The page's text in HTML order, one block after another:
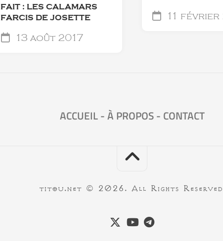
FAIT : LES CALAMARS
FARCIS DE JOSETTE
13 août 2017
11 février
ACCUEIL-À PROPOS- CONTACT
titou.net © 2026. All Rights